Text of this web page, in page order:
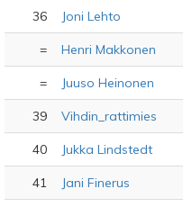
36 Joni Lehto
= Henri Makkonen
= Juuso Heinonen
39 Vihdin_rattimies
40 Jukka Lindstedt
41 Jani Finerus